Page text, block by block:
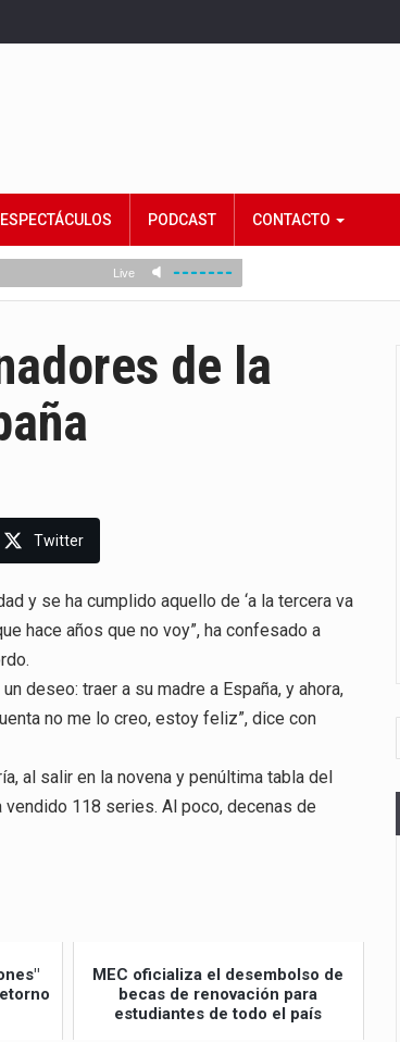
ESPECTÁCULOS PODCAST CONTACTO
de la
Twitter
y se ha cumplido aquello de ‘a la tercera va
hace años que no voy”, ha confesado a
deseo: traer a su madre a España, y ahora,
no me lo creo, estoy feliz”, dice con
al salir en la novena y penúltima tabla del
vendido 118 series. Al poco, decenas de
MEC oficializa el desembolso de
becas de renovación para
estudiantes de todo el país